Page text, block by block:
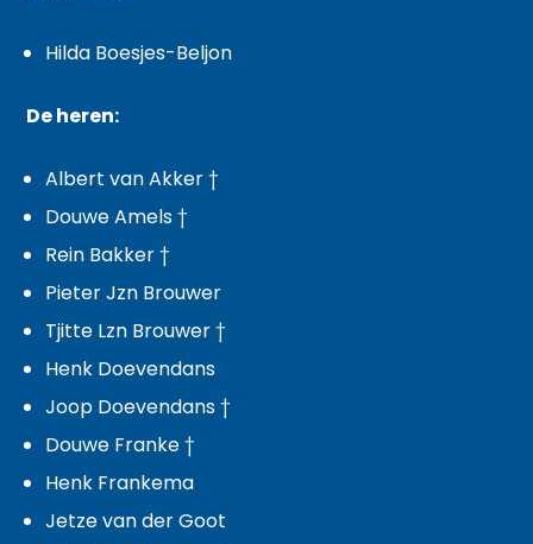
Hilda Boesjes-Beljon
De heren:
Albert van Akker †
Douwe Amels †
Rein Bakker †
Pieter Jzn Brouwer
Tjitte Lzn Brouwer †
Henk Doevendans
Joop Doevendans †
Douwe Franke †
Henk Frankema
Jetze van der Goot